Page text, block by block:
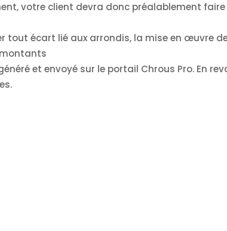
votre client devra donc préalablement faire
tout écart lié aux arrondis, la mise en œuvre
et envoyé sur le portail Chrous Pro. En